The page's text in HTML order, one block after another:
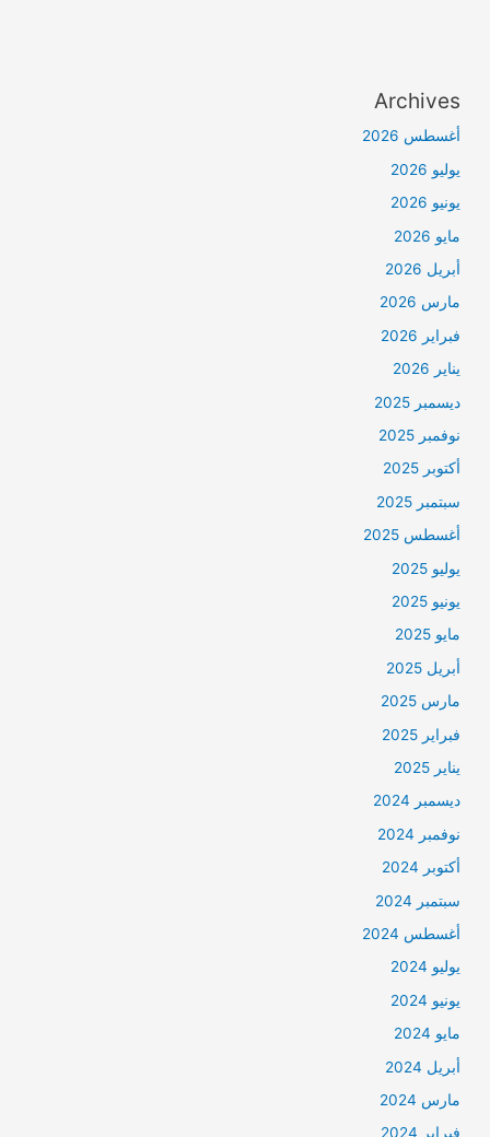
Archives
أغسطس 2026
يوليو 2026
يونيو 2026
مايو 2026
أبريل 2026
مارس 2026
فبراير 2026
يناير 2026
ديسمبر 2025
نوفمبر 2025
أكتوبر 2025
سبتمبر 2025
أغسطس 2025
يوليو 2025
يونيو 2025
مايو 2025
أبريل 2025
مارس 2025
فبراير 2025
يناير 2025
ديسمبر 2024
نوفمبر 2024
أكتوبر 2024
سبتمبر 2024
أغسطس 2024
يوليو 2024
يونيو 2024
مايو 2024
أبريل 2024
مارس 2024
فبراير 2024